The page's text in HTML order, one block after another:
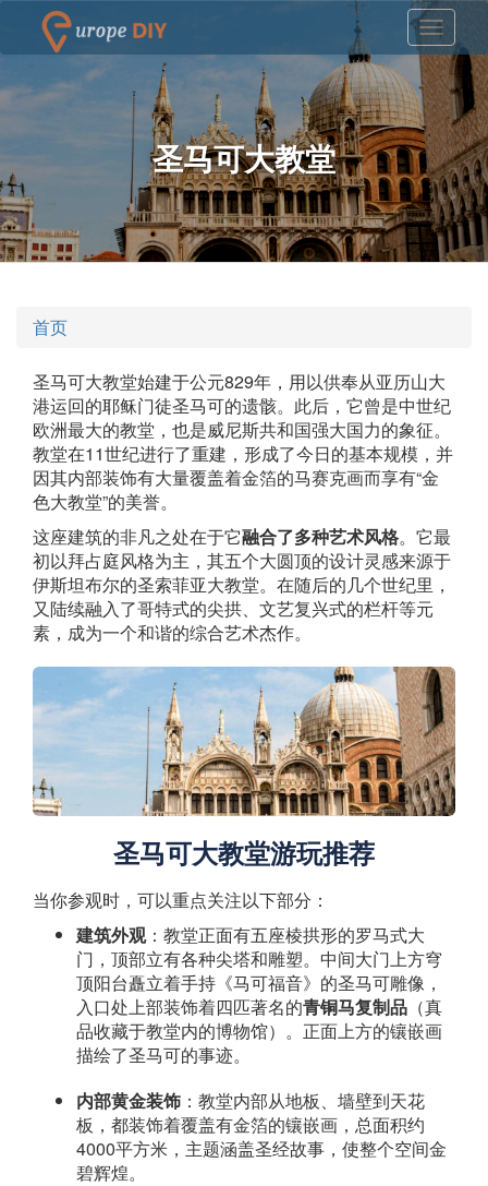
圣马可大教堂
首页
圣马可大教堂始建于公元829年，用以供奉从亚历山大
港运回的耶稣门徒圣马可的遗骸。此后，它曾是中世纪
欧洲最大的教堂，也是威尼斯共和国强大国力的象征。
教堂在11世纪进行了重建，形成了今日的基本规模，并
因其内部装饰有大量覆盖着金箔的马赛克画而享有“金
色大教堂”的美誉。
这座建筑的非凡之处在于它融合了多种艺术风格。它最
初以拜占庭风格为主，其五个大圆顶的设计灵感来源于
伊斯坦布尔的圣索菲亚大教堂。在随后的几个世纪里，
又陆续融入了哥特式的尖拱、文艺复兴式的栏杆等元
素，成为一个和谐的综合艺术杰作。
圣马可大教堂游玩推荐
当你参观时，可以重点关注以下部分：
建筑外观：教堂正面有五座棱拱形的罗马式大
门，顶部立有各种尖塔和雕塑。中间大门上方穹
顶阳台矗立着手持《马可福音》的圣马可雕像，
入口处上部装饰着四匹著名的青铜马复制品 （真
品收藏于教堂内的博物馆）。正面上方的镶嵌画
描绘了圣马可的事迹。
内部黄金装饰 ：教堂内部从地板、墙壁到天花
板，都装饰着覆盖有金箔的镶嵌画，总面积约
4000平方米，主题涵盖圣经故事，使整个空间金
碧辉煌。